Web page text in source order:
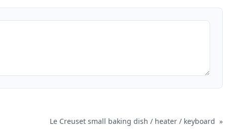
Le Creuset small baking dish / heater / keyboard »